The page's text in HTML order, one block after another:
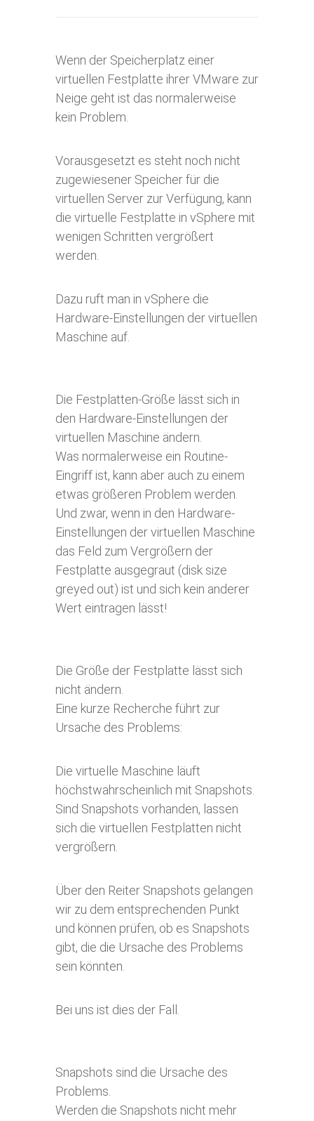
Wenn der Speicherplatz einer
virtuellen Festplatte ihrer VMware zur
Neige geht ist das normalerweise
kein Problem.
Vorausgesetzt es steht noch nicht
zugewiesener Speicher für die
virtuellen Server zur Verfügung, kann
die virtuelle Festplatte in vSphere mit
wenigen Schritten vergrößert
werden.
Dazu ruft man in vSphere die
Hardware-Einstellungen der virtuellen
Maschine auf.
Die Festplatten-Größe lässt sich in
den Hardware-Einstellungen der
virtuellen Maschine ändern.
Was normalerweise ein Routine-
Eingriff ist, kann aber auch zu einem
etwas größeren Problem werden.
Und zwar, wenn in den Hardware-
Einstellungen der virtuellen Maschine
das Feld zum Vergrößern der
Festplatte ausgegraut (disk size
greyed out) ist und sich kein anderer
Wert eintragen lässt!
Die Größe der Festplatte lässt sich
nicht ändern.
Eine kurze Recherche führt zur
Ursache des Problems:
Die virtuelle Maschine läuft
höchstwahrscheinlich mit Snapshots.
Sind Snapshots vorhanden, lassen
sich die virtuellen Festplatten nicht
vergrößern.
Über den Reiter Snapshots gelangen
wir zu dem entsprechenden Punkt
und können prüfen, ob es Snapshots
gibt, die die Ursache des Problems
sein könnten.
Bei uns ist dies der Fall.
Snapshots sind die Ursache des
Problems.
Werden die Snapshots nicht mehr